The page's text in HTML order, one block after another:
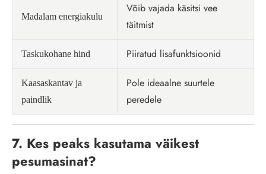
Madalam energiakulu
Võib vajada käsitsi vee
täitmist
Taskukohane hind Piiratud lisafunktsioonid
Kaasaskantav ja
paindlik
Pole ideaalne suurtele
peredele
7. Kes peaks kasutama väikest
pesumasinat?